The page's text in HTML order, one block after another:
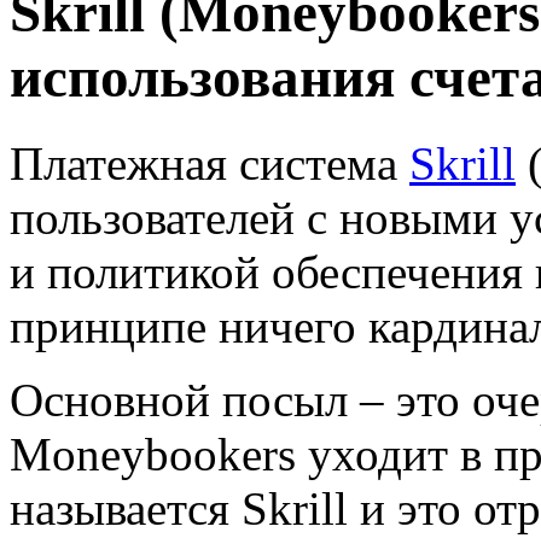
Skrill
использования
Платежная система Skrill
пользователей с новыми
и политикой
принципе ничего
Основной посыл – это
Moneybookers уходит в
называется Skrill и это